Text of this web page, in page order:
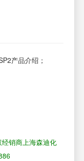
产品介绍；
销商上海森迪化